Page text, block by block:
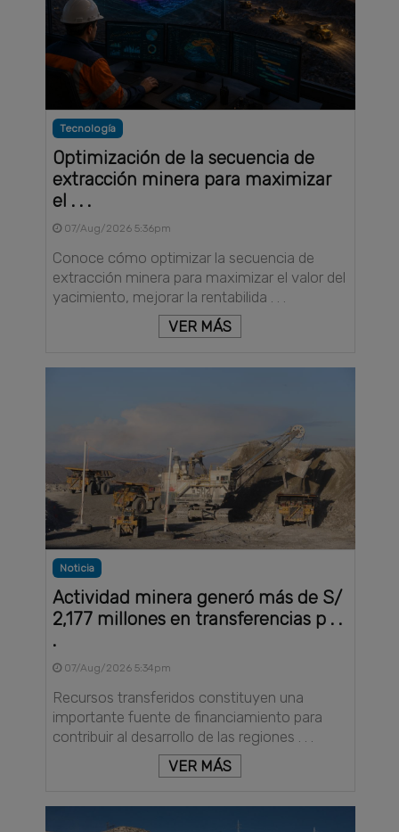
Tecnología
Optimización de la secuencia de
extracción minera para maximizar
el . . .
07/Aug/2026 5:36pm
Conoce cómo optimizar la secuencia de
extracción minera para maximizar el valor del
yacimiento, mejorar la rentabilida . . .
VER MÁS
Noticia
Actividad minera generó más de S/
2,177 millones en transferencias p . .
.
07/Aug/2026 5:34pm
Recursos transferidos constituyen una
importante fuente de financiamiento para
contribuir al desarrollo de las regiones . . .
VER MÁS